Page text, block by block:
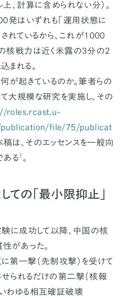
、計算に含められない分）。
発はいずれも「運用状態に
れているから、これが1000
核戦力は近く米露の3分の2
まれる。
何が起きているのか。筆者らの
大規模な研究を実施し、その
roles.rcast.u-
file/75/publicat
稿は、そのエッセンスを一般向
ある1 。
ての「最小限抑止」
に成功して以降、中国の核
があった。
第一撃（先制攻撃）を受けて
られるだけの第二撃（核報
わゆる相互確証破壊